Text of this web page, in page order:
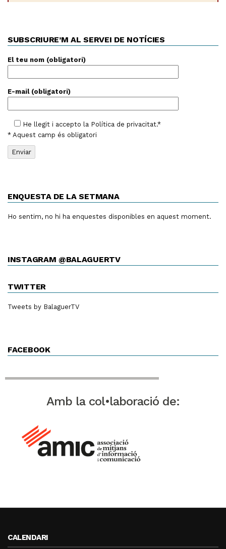
SUBSCRIURE’M AL SERVEI DE NOTÍCIES
El teu nom (obligatori)
E-mail (obligatori)
He llegit i accepto la Política de privacitat.*
* Aquest camp és obligatori
ENQUESTA DE LA SETMANA
Ho sentim, no hi ha enquestes disponibles en aquest moment.
INSTAGRAM @BALAGUERTV
TWITTER
Tweets by BalaguerTV
FACEBOOK
Amb la col•laboració de:
CALENDARI